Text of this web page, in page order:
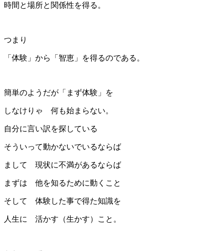
時間と場所と関係性を得る。
つまり
「体験」から「智恵」を得るのである。
簡単のようだが「まず体験」を
しなけりゃ 何も始まらない。
自分に言い訳を探している
そういって動かないでいるならば
まして 現状に不満があるならば
まずは 他を知るために動くこと
そして 体験した事で得た知識を
人生に 活かす（生かす）こと。